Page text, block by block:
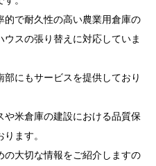
で耐久性の高い農業用倉庫の
スの張り替えに対応していま
にもサービスを提供しており
米倉庫の建設における品質保
ます。
大切な情報をご紹介しますの